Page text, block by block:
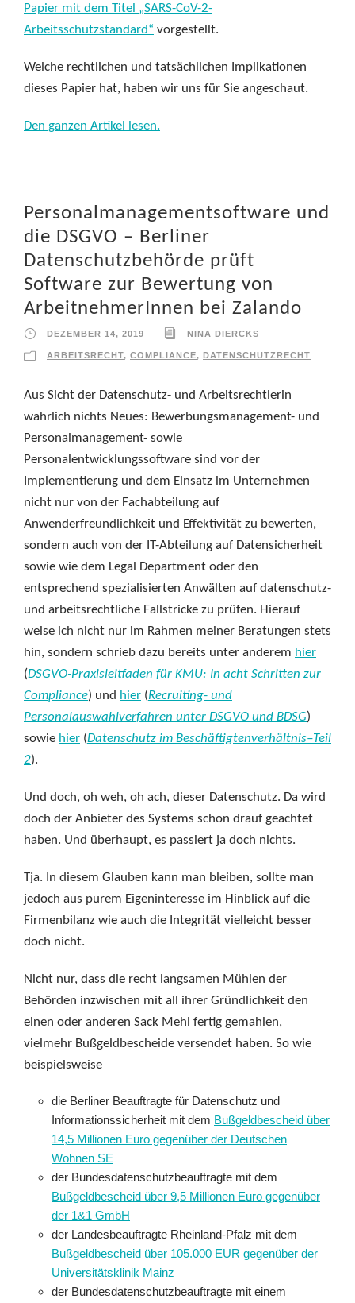
Papier mit dem Titel „SARS-CoV-2-
Arbeitsschutzstandard“ vorgestellt.
Welche rechtlichen und tatsächlichen Implikationen
dieses Papier hat, haben wir uns für Sie angeschaut.
Den ganzen Artikel lesen.
Personalmanagementsoftware und
die DSGVO – Berliner
Datenschutzbehörde prüft
Software zur Bewertung von
ArbeitnehmerInnen bei Zalando
DEZEMBER 14, 2019 NINA DIERCKS
ARBEITSRECHT, COMPLIANCE, DATENSCHUTZRECHT
Aus Sicht der Datenschutz- und Arbeitsrechtlerin
wahrlich nichts Neues: Bewerbungsmanagement- und
Personalmanagement- sowie
Personalentwicklungssoftware sind vor der
Implementierung und dem Einsatz im Unternehmen
nicht nur von der Fachabteilung auf
Anwenderfreundlichkeit und Effektivität zu bewerten,
sondern auch von der IT-Abteilung auf Datensicherheit
sowie wie dem Legal Department oder den
entsprechend spezialisierten Anwälten auf datenschutz-
und arbeitsrechtliche Fallstricke zu prüfen. Hierauf
weise ich nicht nur im Rahmen meiner Beratungen stets
hin, sondern schrieb dazu bereits unter anderem hier
(DSGVO-Praxisleitfaden für KMU: In acht Schritten zur
Compliance) und hier (Recruiting- und
Personalauswahlverfahren unter DSGVO und BDSG)
sowie hier (Datenschutz im Beschäftigtenverhältnis–Teil
2).
Und doch, oh weh, oh ach, dieser Datenschutz. Da wird
doch der Anbieter des Systems schon drauf geachtet
haben. Und überhaupt, es passiert ja doch nichts.
Tja. In diesem Glauben kann man bleiben, sollte man
jedoch aus purem Eigeninteresse im Hinblick auf die
Firmenbilanz wie auch die Integrität vielleicht besser
doch nicht.
Nicht nur, dass die recht langsamen Mühlen der
Behörden inzwischen mit all ihrer Gründlichkeit den
einen oder anderen Sack Mehl fertig gemahlen,
vielmehr Bußgeldbescheide versendet haben. So wie
beispielsweise
die Berliner Beauftragte für Datenschutz und
Informationssicherheit mit dem Bußgeldbescheid über
14,5 Millionen Euro gegenüber der Deutschen
Wohnen SE
der Bundesdatenschutzbeauftragte mit dem
Bußgeldbescheid über 9,5 Millionen Euro gegenüber
der 1&1 GmbH
der Landesbeauftragte Rheinland-Pfalz mit dem
Bußgeldbescheid über 105.000 EUR gegenüber der
Universitätsklinik Mainz
der Bundesdatenschutzbeauftragte mit einem